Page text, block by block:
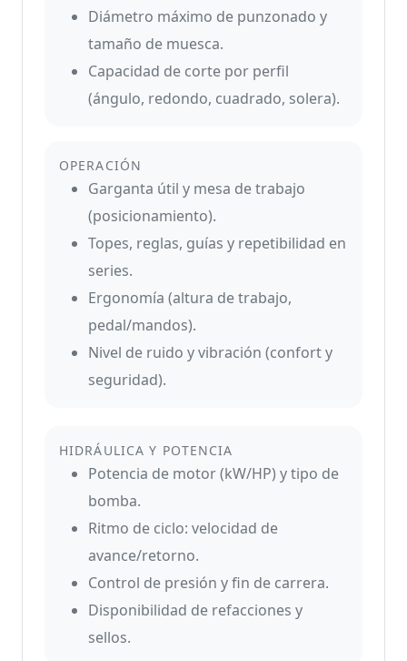
Diámetro máximo de punzonado y
tamaño de muesca.
Capacidad de corte por perfil
(ángulo, redondo, cuadrado, solera).
OPERACIÓN
Garganta útil y mesa de trabajo
(posicionamiento).
Topes, reglas, guías y repetibilidad en
series.
Ergonomía (altura de trabajo,
pedal/mandos).
Nivel de ruido y vibración (confort y
seguridad).
HIDRÁULICA Y POTENCIA
Potencia de motor (kW/HP) y tipo de
bomba.
Ritmo de ciclo: velocidad de
avance/retorno.
Control de presión y fin de carrera.
Disponibilidad de refacciones y
sellos.